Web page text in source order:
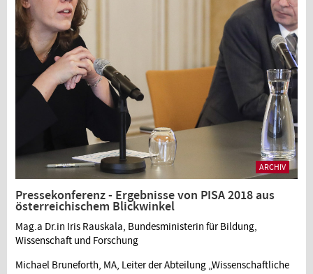
ARCHIV
Pressekonferenz - Ergebnisse von PISA 2018 aus
österreichischem Blickwinkel
Mag.a Dr.in Iris Rauskala, Bundesministerin für Bildung,
Wissenschaft und Forschung
Michael Bruneforth, MA, Leiter der Abteilung „Wissenschaftliche